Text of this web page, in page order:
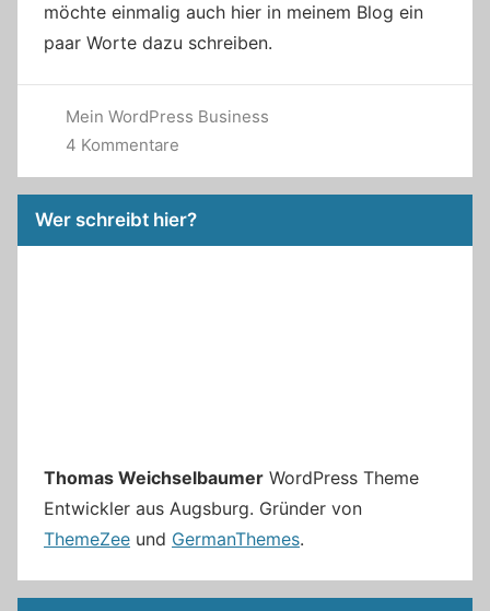
möchte einmalig auch hier in meinem Blog ein
paar Worte dazu schreiben.
Mein WordPress Business
4 Kommentare
Wer schreibt hier?
Thomas Weichselbaumer WordPress Theme
Entwickler aus Augsburg. Gründer von
ThemeZee und GermanThemes.